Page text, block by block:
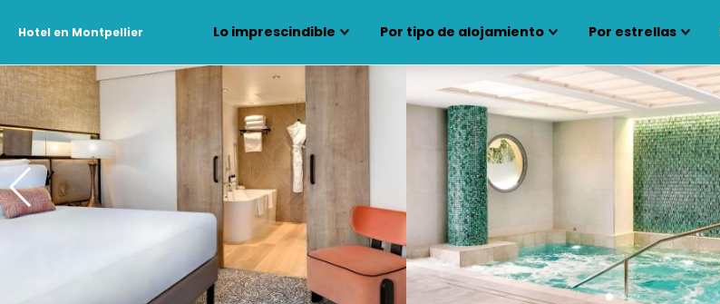
Hotel en Montpellier Lo imprescindible Por tipo de alojamiento Por estrellas